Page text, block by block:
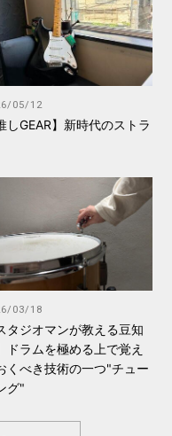
05/12
しGEAR】新時代のストラ
03/18
タジオマンが教える豆知
ドラムを極める上で覚え
くべき技術の一つ"チュー
グ"